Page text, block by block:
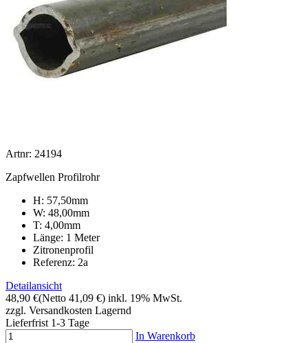
Artnr: 24194
Zapfwellen Profilrohr
H: 57,50mm
W: 48,00mm
T: 4,00mm
Länge: 1 Meter
Zitronenprofil
Referenz: 2a
Detailansicht
48,90 €(Netto 41,09 €) inkl. 19% MwSt.
zzgl. Versandkosten Lagernd
Lieferfrist 1-3 Tage
In Warenkorb